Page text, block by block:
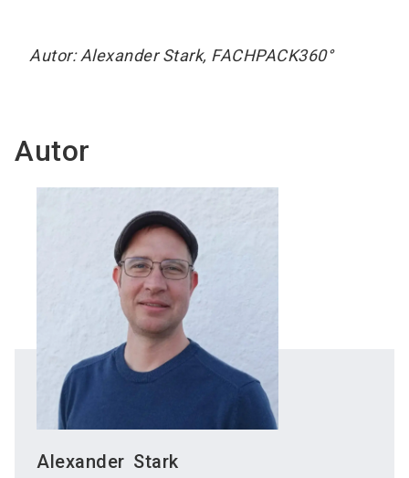
Autor: Alexander Stark, FACHPACK360°
Autor
Alexander Stark